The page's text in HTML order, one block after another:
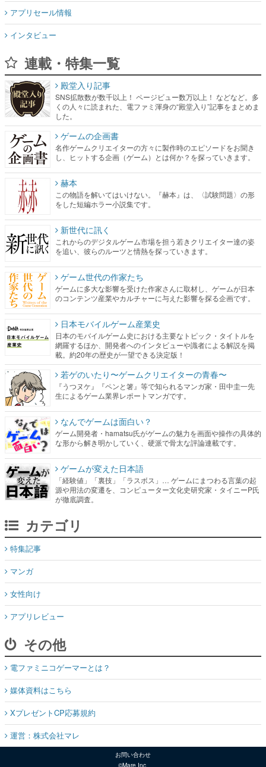
アプリセール情報
インタビュー
連載・特集一覧
殿堂入り記事
SNS拡散数が数千以上！ ページビュー数万以上！ などなど。多
くの人々に読まれた、電ファミ渾身の“殿堂入り”記事をまとめま
した。
ゲームの企画書
名作ゲームクリエイターの方々に製作時のエピソードをお聞き
し、ヒットする企画（ゲーム）とは何か？を探っていきます。
赫本
この物語を解いてはいけない。『赫本』は、〈試験問題〉の形
をした短編ホラー小説集です。
新世代に訊く
これからのデジタルゲーム市場を担う若きクリエイター達の姿
を追い、彼らのルーツと情熱を探っていきます。
ゲーム世代の作家たち
ゲームに多大な影響を受けた作家さんに取材し、ゲームが日本
のコンテンツ産業やカルチャーに与えた影響を探る企画です。
日本モバイルゲーム産業史
日本のモバイルゲーム史における主要なトピック・タイトルを
網羅するほか、開発者へのインタビューや識者による解説を掲
載。約20年の歴史が一望できる決定版！
若ゲのいたり〜ゲームクリエイターの青春〜
『うつヌケ』『ペンと箸』等で知られるマンガ家・田中圭一先
生によるゲーム業界レポートマンガです。
なんでゲームは面白い？
ゲーム開発者・hamatsu氏がゲームの魅力を画面や操作の具体的
な形から解き明かしていく、硬派で骨太な評論連載です。
ゲームが変えた日本語
「経験値」「裏技」「ラスボス」… ゲームにまつわる言葉の起
源や用法の変遷を、コンピューター文化史研究家・タイニーP氏
が徹底調査。
カテゴリ
特集記事
マンガ
女性向け
アプリレビュー
その他
電ファミニコゲーマーとは？
媒体資料はこちら
XプレゼントCP応募規約
運営：株式会社マレ
お問い合わせ
©Mare Inc.